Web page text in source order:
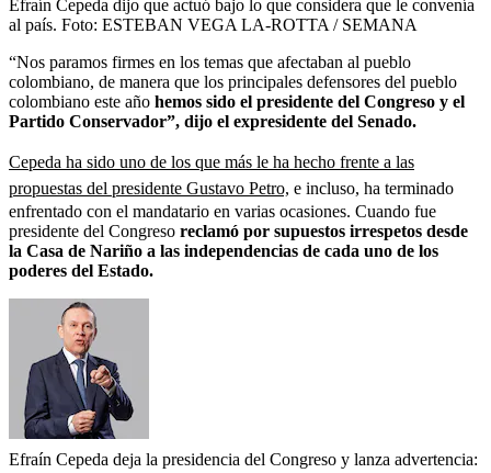
Efraín Cepeda dijo que actuó bajo lo que considera que le convenía
al país. Foto: ESTEBAN VEGA LA-ROTTA / SEMANA
“Nos paramos firmes en los temas que afectaban al pueblo
colombiano, de manera que los principales defensores del pueblo
colombiano este año hemos sido el presidente del Congreso y el
Partido Conservador”, dijo el expresidente del Senado.
Cepeda ha sido uno de los que más le ha hecho frente a las
propuestas del presidente Gustavo Petro, e incluso, ha terminado
enfrentado con el mandatario en varias ocasiones. Cuando fue
presidente del Congreso reclamó por supuestos irrespetos desde
la Casa de Nariño a las independencias de cada uno de los
poderes del Estado.
Efraín Cepeda deja la presidencia del Congreso y lanza advertencia: